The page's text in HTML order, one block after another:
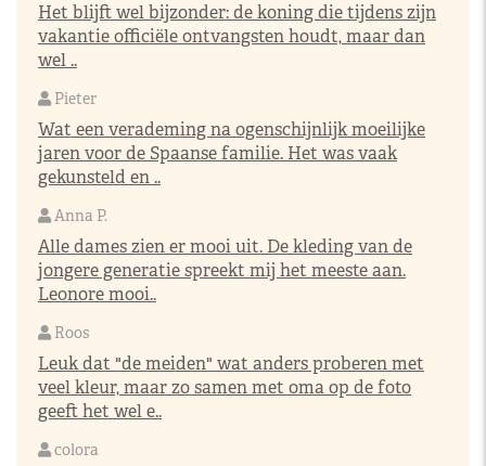
Het blijft wel bijzonder: de koning die tijdens zijn
vakantie officiële ontvangsten houdt, maar dan
wel ..
Pieter
Wat een verademing na ogenschijnlijk moeilijke
jaren voor de Spaanse familie. Het was vaak
gekunsteld en ..
Anna P.
Alle dames zien er mooi uit. De kleding van de
jongere generatie spreekt mij het meeste aan.
Leonore mooi..
Roos
Leuk dat "de meiden" wat anders proberen met
veel kleur, maar zo samen met oma op de foto
geeft het wel e..
colora